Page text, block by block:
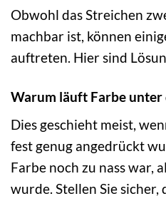
Obwohl das Streichen
machbar ist, können
auftreten. Hier sind
Warum läuft Farbe unter
Dies geschieht meist,
fest genug angedrückt
Farbe noch zu nass war,
wurde. Stellen Sie sicher,